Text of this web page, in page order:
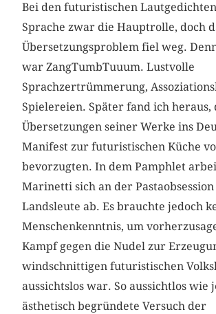
Bei den futuristischen
Sprache zwar die Hauptrolle, doch
Übersetzungsproblem fiel weg.
war ZangTumbTuuum. Lustvolle
Sprachzertrümmerung,
Spielereien. Später fand ich heraus,
Übersetzungen seiner Werke ins
Manifest zur futuristischen Küche
bevorzugten. In dem Pamphlet
Marinetti sich an der
Landsleute ab. Es brauchte jedoch
Menschenkenntnis, um
Kampf gegen die Nudel zur
windschnittigen futuristischen
aussichtslos war. So aussichtlos wie
ästhetisch begründete Versuch der